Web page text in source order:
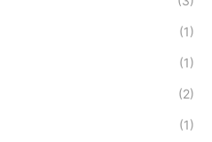
(1)
(1)
(2)
(1)